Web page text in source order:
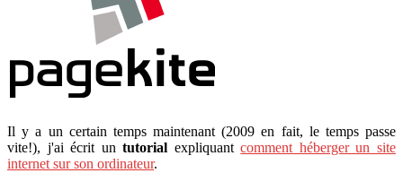
Il y a un certain temps maintenant (2009 en fait, le temps passe
vite!), j'ai écrit untutorial expliquantcomment héberger un site
internet sur son ordinateur.